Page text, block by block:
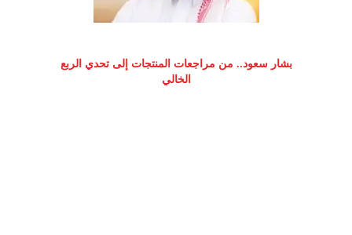
بشار سعود.. من مراجعات المنتجات إلى تحدي الربع
الخالي